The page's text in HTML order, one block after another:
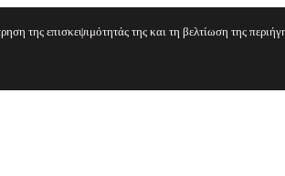
της επισκεψιμότητάς της και τη βελτίωση της